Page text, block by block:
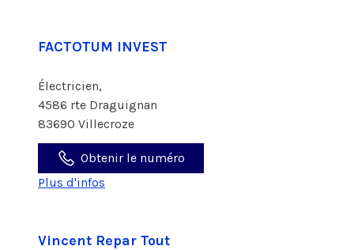
FACTOTUM INVEST
Électricien,
4586 rte Draguignan
83690 Villecroze
Obtenir le numéro
Plus d'infos
Vincent Repar Tout